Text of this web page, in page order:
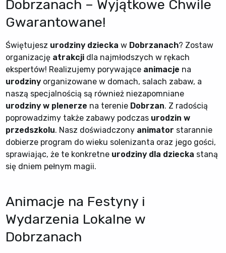
Dobrzanach – Wyjątkowe Chwile
Gwarantowane!
Świętujesz urodziny dziecka w Dobrzanach? Zostaw
organizację atrakcji dla najmłodszych w rękach
ekspertów! Realizujemy porywające animacje na
urodziny organizowane w domach, salach zabaw, a
naszą specjalnością są również niezapomniane
urodziny w plenerze na terenie Dobrzan. Z radością
poprowadzimy także zabawy podczas urodzin w
przedszkolu. Nasz doświadczony animator starannie
dobierze program do wieku solenizanta oraz jego gości,
sprawiając, że te konkretne urodziny dla dziecka staną
się dniem pełnym magii.
Animacje na Festyny i
Wydarzenia Lokalne w
Dobrzanach